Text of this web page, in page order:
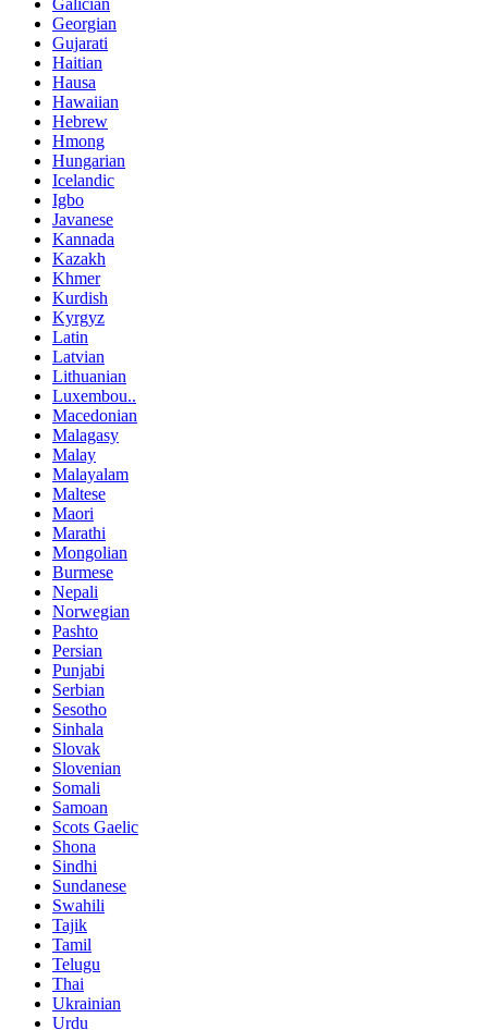
Galician
Georgian
Gujarati
Haitian
Hausa
Hawaiian
Hebrew
Hmong
Hungarian
Icelandic
Igbo
Javanese
Kannada
Kazakh
Khmer
Kurdish
Kyrgyz
Latin
Latvian
Lithuanian
Luxembou..
Macedonian
Malagasy
Malay
Malayalam
Maltese
Maori
Marathi
Mongolian
Burmese
Nepali
Norwegian
Pashto
Persian
Punjabi
Serbian
Sesotho
Sinhala
Slovak
Slovenian
Somali
Samoan
Scots Gaelic
Shona
Sindhi
Sundanese
Swahili
Tajik
Tamil
Telugu
Thai
Ukrainian
Urdu